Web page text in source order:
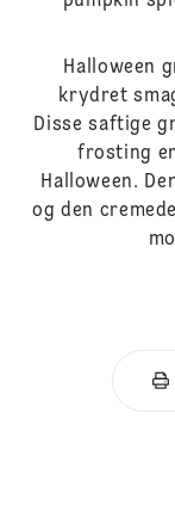
Halloween
krydret
Disse saftige
frosting er
Halloween.
og den